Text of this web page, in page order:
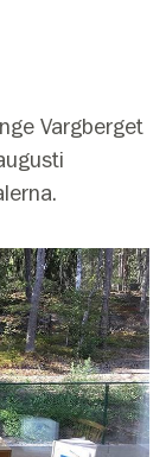
Vargberget